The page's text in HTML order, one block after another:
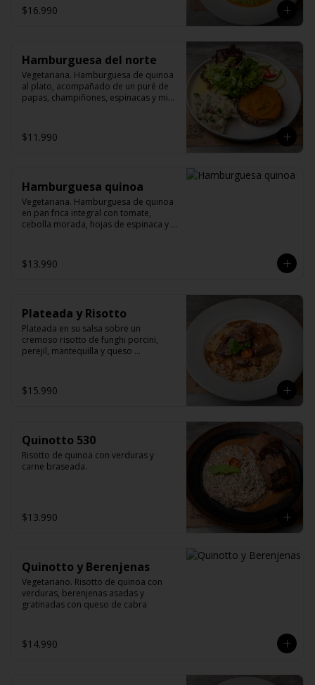
$16.990
Hamburguesa del norte
Vegetariana. Hamburguesa de quinoa
al plato, acompañado de un puré de
papas, champiñones, espinacas y mix
$11.990
Hamburguesa quinoa
Vegetariana. Hamburguesa de quinoa
en pan frica integral con tomate,
cebolla morada, hojas de espinaca y
$13.990
Plateada y Risotto
Plateada en su salsa sobre un
cremoso risotto de funghi porcini,
perejil, mantequilla y queso
$15.990
Quinotto 530
Risotto de quinoa con verduras y
carne braseada.
$13.990
Quinotto y Berenjenas
Vegetariano. Risotto de quinoa con
verduras, berenjenas asadas y
gratinadas con queso de cabra
$14.990